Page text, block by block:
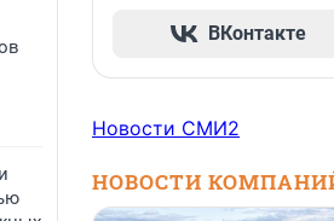
ВКонтакте
Новости СМИ2
НОВОСТИ